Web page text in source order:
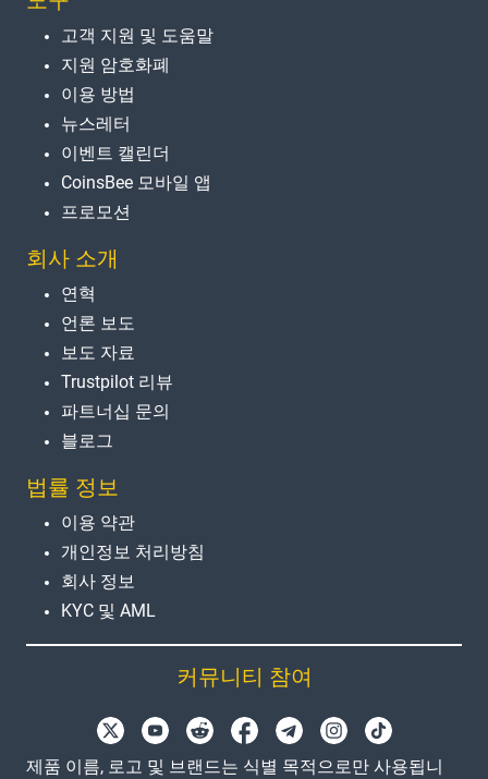
고객 지원 및 도움말
지원 암호화폐
이용 방법
뉴스레터
이벤트 캘린더
CoinsBee 모바일 앱
프로모션
회사 소개
연혁
언론 보도
보도 자료
Trustpilot 리뷰
파트너십 문의
블로그
법률 정보
이용 약관
개인정보 처리방침
회사 정보
KYC 및 AML
커뮤니티 참여
제품 이름, 로고 및 브랜드는 식별 목적으로만 사용됩니